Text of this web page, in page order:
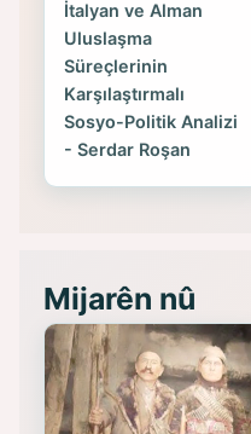
İtalyan ve Alman
Uluslaşma
Süreçlerinin
Karşılaştırmalı
Sosyo-Politik Analizi
- Serdar Roşan
Mijarên nû